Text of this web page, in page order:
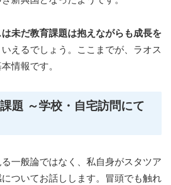
は未だ教育課題は抱えながらも成長を
いえるでしょう。ここまでが、ラオス
情報です。
題 ～学校・自宅訪問にて
一般論ではなく、私自身がスタツア
ついてお話しします。冒頭でも触れ